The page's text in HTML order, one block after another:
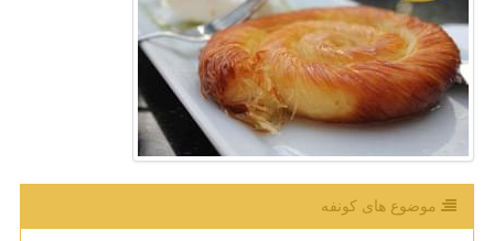
موضوع های كونفه